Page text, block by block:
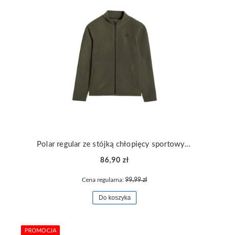
Polar regular ze stójką chłopięcy sportowy 4F TFLEM413-43S
86,90 zł
Cena regularna: 99,99 zł
Do koszyka
PROMOCJA